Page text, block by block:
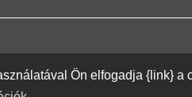
Ön elfogadja {link} a